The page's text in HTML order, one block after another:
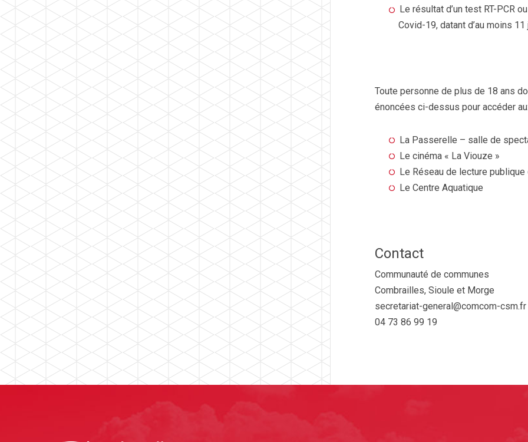
Le résultat d’un test RT-PCR
Covid-19, datant d’au moins
Toute personne de plus de 18 ans
énoncées ci-dessus pour accéder
La Passerelle – salle de
Le cinéma « La Viouze »
Le Réseau de lecture
Le Centre Aquatique
Contact
Communauté de communes
Combrailles, Sioule et Morge
secretariat-general@comcom-csm.fr
04 73 86 99 19